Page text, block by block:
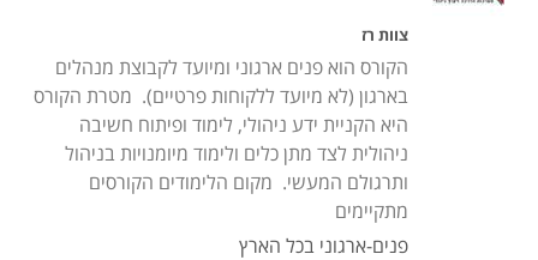
ירושלים ובאר שבע הן רק חלק מהערים בהן תוכלו ללמוד
צוות רז
הקורס הוא פנים ארגוני ומיועד לקבוצת מנהלים
בארגון (לא מיועד ללקוחות פרטיים). מטרת הקורס
היא הקניית ידע ניהולי, לימוד ופיתוח חשיבה
ניהולית לצד מתן כלים ולימוד מיומנויות בניהול
ותרגולם המעשי. מקום הלימודים הקורסים
מתקיימים
פנים-ארגוני בכל הארץ